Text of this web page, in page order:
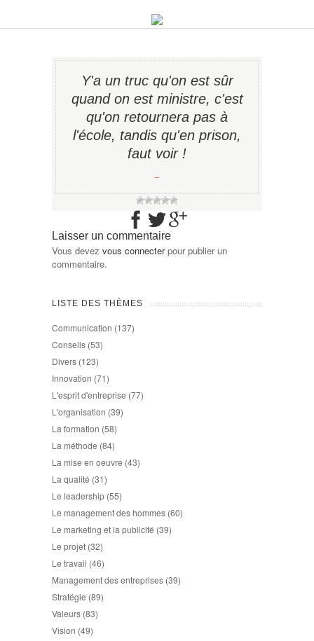
Y'a un truc qu'on est sûr
quand on est ministre, c'est
qu'on retournera pas à
l'école, tandis qu'en prison,
faut voir !
−
Laisser un commentaire
Vous devez vous connecterpour publier un
commentaire.
LISTE DES THÈMES
Communication (137)
Conseils (53)
Divers (123)
Innovation (71)
L'esprit d'entreprise (77)
L'organisation (39)
La formation (58)
La méthode (84)
La mise en oeuvre (43)
La qualité (31)
Le leadership (55)
Le management des hommes (60)
Le marketing et la publicité (39)
Le projet (32)
Le travail (46)
Management des entreprises (39)
Stratégie (89)
Valeurs (83)
Vision (49)